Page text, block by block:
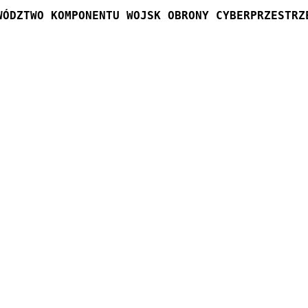
KOMPONENTU WOJSK OBRONY